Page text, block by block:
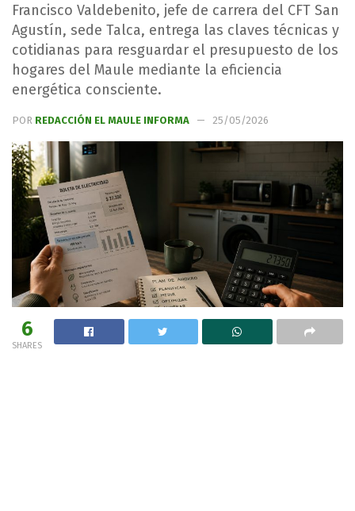
Francisco Valdebenito, jefe de carrera del CFT San
Agustín, sede Talca, entrega las claves técnicas y
cotidianas para resguardar el presupuesto de los
hogares del Maule mediante la eficiencia
energética consciente.
POR REDACCIÓN EL MAULE INFORMA 25/05/2026
6
SHARES